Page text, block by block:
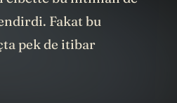
elbette bu ihtimali de
Fakat bu
pek de itibar